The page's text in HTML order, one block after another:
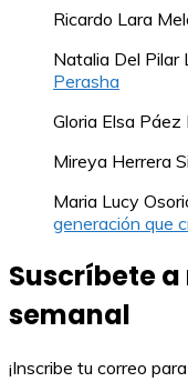
Ricardo Lara
Natalia Del Pilar
Perasha
Gloria Elsa Páez
Mireya Herrera
Maria Lucy
generación que
Suscríbete
semanal
¡Inscribe tu correo